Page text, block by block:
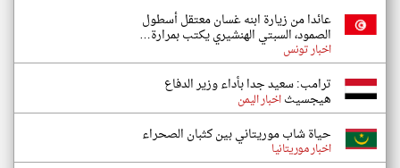
عائدا من زيارة ابنه غسان معتقل أسطول
الصمود، السبتي الهنشيري يكتب بمرارة…
اخبار تونس
ترامب: سعيد جدا بأداء وزير الدفاع
هيجسيثاخبار اليمن
حياة شاب موريتاني بين كثبان الصحراء
اخبار موريتانيا